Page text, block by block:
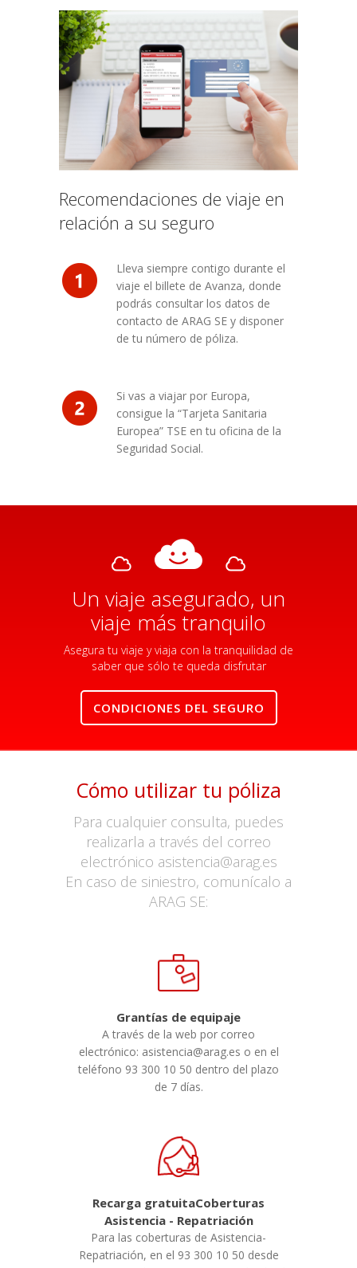
Recomendaciones de viaje en
relación a su seguro
Lleva siempre contigo durante el
viaje el billete de Avanza, donde
podrás consultar los datos de
contacto de ARAG SE y disponer
de tu número de póliza.
Si vas a viajar por Europa,
consigue la “Tarjeta Sanitaria
Europea” TSE en tu oficina de la
Seguridad Social.
Un viaje asegurado, un
viaje más tranquilo
Asegura tu viaje y viaja con la tranquilidad de
saber que sólo te queda disfrutar
CONDICIONES DEL SEGURO
Cómo utilizar tu póliza
Para cualquier consulta, puedes
realizarla a través del correo
electrónico asistencia@arag.es
En caso de siniestro, comunícalo a
ARAG SE:
Grantías de equipaje
A través de la web por correo
electrónico: asistencia@arag.es o en el
teléfono 93 300 10 50 dentro del plazo
de 7 días.
Recarga gratuitaCoberturas
Asistencia - Repatriación
Para las coberturas de Asistencia-
Repatriación, en el 93 300 10 50 desde